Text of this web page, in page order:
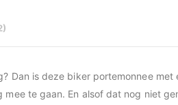
Dan is deze biker portemonnee
te gaan. En alsof dat nog niet